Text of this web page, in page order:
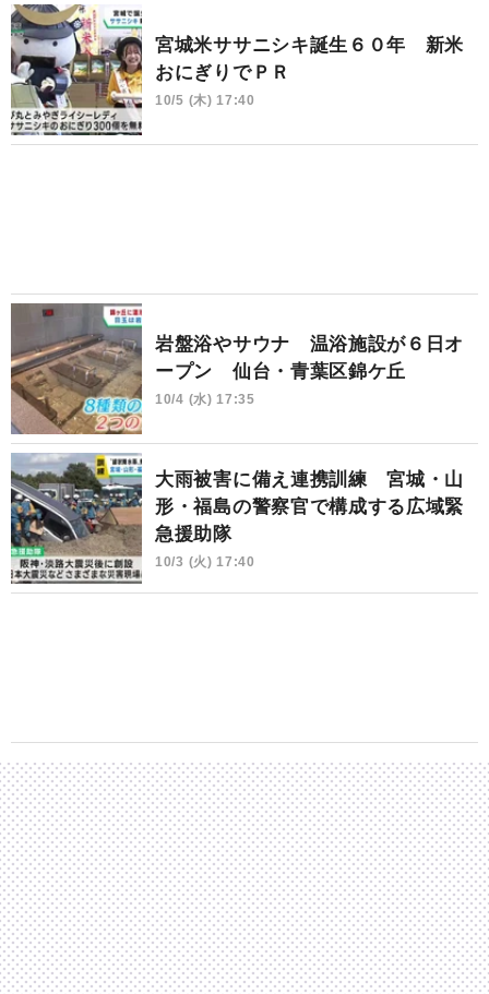
宮城米ササニシキ誕生６０年 新米
おにぎりでＰＲ
10/5 (木) 17:40
岩盤浴やサウナ 温浴施設が６日オ
ープン 仙台・青葉区錦ケ丘
10/4 (水) 17:35
大雨被害に備え連携訓練 宮城・山
形・福島の警察官で構成する広域緊
急援助隊
10/3 (火) 17:40